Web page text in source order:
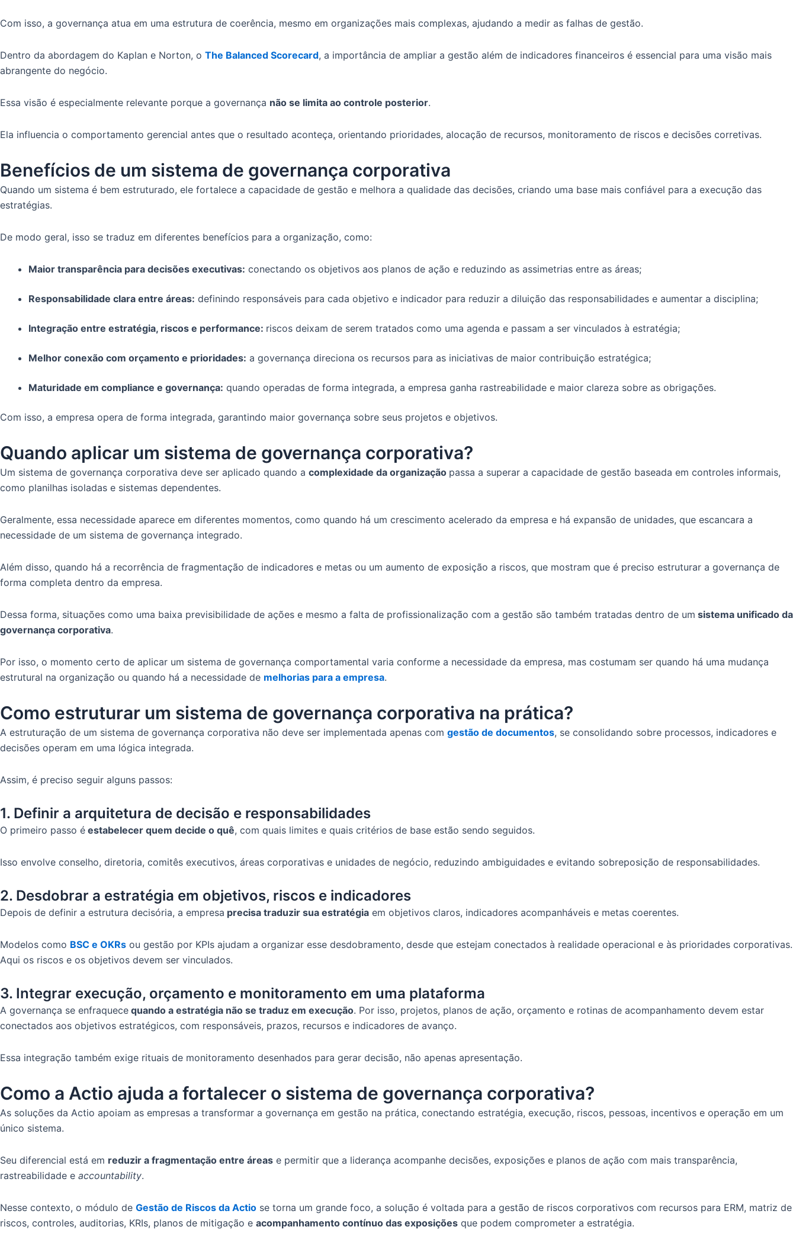
Com isso, a governança atua em uma estrutura de coerência, mesmo em organizações mais complexas, ajudando a medir as falhas de gestão.
Dentro da abordagem do Kaplan e Norton, o The Balanced Scorecard, a importância de ampliar a gestão além de indicadores financeiros é essencial para uma visão mais
abrangente do negócio.
Essa visão é especialmente relevante porque a governança não se limita ao controle posterior.
Ela influencia o comportamento gerencial antes que o resultado aconteça, orientando prioridades, alocação de recursos, monitoramento de riscos e decisões corretivas.
Benefícios de um sistema de governança corporativa
Quando um sistema é bem estruturado, ele fortalece a capacidade de gestão e melhora a qualidade das decisões, criando uma base mais confiável para a execução das
estratégias.
De modo geral, isso se traduz em diferentes benefícios para a organização, como:
Maior transparência para decisões executivas: conectando os objetivos aos planos de ação e reduzindo as assimetrias entre as áreas;
Responsabilidade clara entre áreas: definindo responsáveis para cada objetivo e indicador para reduzir a diluição das responsabilidades e aumentar a disciplina;
Integração entre estratégia, riscos e performance: riscos deixam de serem tratados como uma agenda e passam a ser vinculados à estratégia;
Melhor conexão com orçamento e prioridades: a governança direciona os recursos para as iniciativas de maior contribuição estratégica;
Maturidade em compliance e governança: quando operadas de forma integrada, a empresa ganha rastreabilidade e maior clareza sobre as obrigações.
Com isso, a empresa opera de forma integrada, garantindo maior governança sobre seus projetos e objetivos.
Quando aplicar um sistema de governança corporativa?
Um sistema de governança corporativa deve ser aplicado quando a complexidade da organização passa a superar a capacidade de gestão baseada em controles informais,
como planilhas isoladas e sistemas dependentes.
Geralmente, essa necessidade aparece em diferentes momentos, como quando há um crescimento acelerado da empresa e há expansão de unidades, que escancara a
necessidade de um sistema de governança integrado.
Além disso, quando há a recorrência de fragmentação de indicadores e metas ou um aumento de exposição a riscos, que mostram que é preciso estruturar a governança de
forma completa dentro da empresa.
Dessa forma, situações como uma baixa previsibilidade de ações e mesmo a falta de profissionalização com a gestão são também tratadas dentro de um sistema unificado da
governança corporativa.
Por isso, o momento certo de aplicar um sistema de governança comportamental varia conforme a necessidade da empresa, mas costumam ser quando há uma mudança
estrutural na organização ou quando há a necessidade de melhorias para a empresa.
Como estruturar um sistema de governança corporativa na prática?
A estruturação de um sistema de governança corporativa não deve ser implementada apenas com gestão de documentos, se consolidando sobre processos, indicadores e
decisões operam em uma lógica integrada.
Assim, é preciso seguir alguns passos:
1. Definir a arquitetura de decisão e responsabilidades
O primeiro passo é estabelecer quem decide o quê, com quais limites e quais critérios de base estão sendo seguidos.
Isso envolve conselho, diretoria, comitês executivos, áreas corporativas e unidades de negócio, reduzindo ambiguidades e evitando sobreposição de responsabilidades.
2. Desdobrar a estratégia em objetivos, riscos e indicadores
Depois de definir a estrutura decisória, a empresa precisa traduzir sua estratégia em objetivos claros, indicadores acompanháveis e metas coerentes.
Modelos como BSC e OKRs ou gestão por KPIs ajudam a organizar esse desdobramento, desde que estejam conectados à realidade operacional e às prioridades corporativas.
Aqui os riscos e os objetivos devem ser vinculados.
3. Integrar execução, orçamento e monitoramento em uma plataforma
A governança se enfraquece quando a estratégia não se traduz em execução. Por isso, projetos, planos de ação, orçamento e rotinas de acompanhamento devem estar
conectados aos objetivos estratégicos, com responsáveis, prazos, recursos e indicadores de avanço.
Essa integração também exige rituais de monitoramento desenhados para gerar decisão, não apenas apresentação.
Como a Actio ajuda a fortalecer o sistema de governança corporativa?
As soluções da Actio apoiam as empresas a transformar a governança em gestão na prática, conectando estratégia, execução, riscos, pessoas, incentivos e operação em um
único sistema.
Seu diferencial está em reduzir a fragmentação entre áreas e permitir que a liderança acompanhe decisões, exposições e planos de ação com mais transparência,
rastreabilidade e accountability.
Nesse contexto, o módulo de Gestão de Riscos da Actio se torna um grande foco, a solução é voltada para a gestão de riscos corporativos com recursos para ERM, matriz de
riscos, controles, auditorias, KRIs, planos de mitigação e acompanhamento contínuo das exposições que podem comprometer a estratégia.